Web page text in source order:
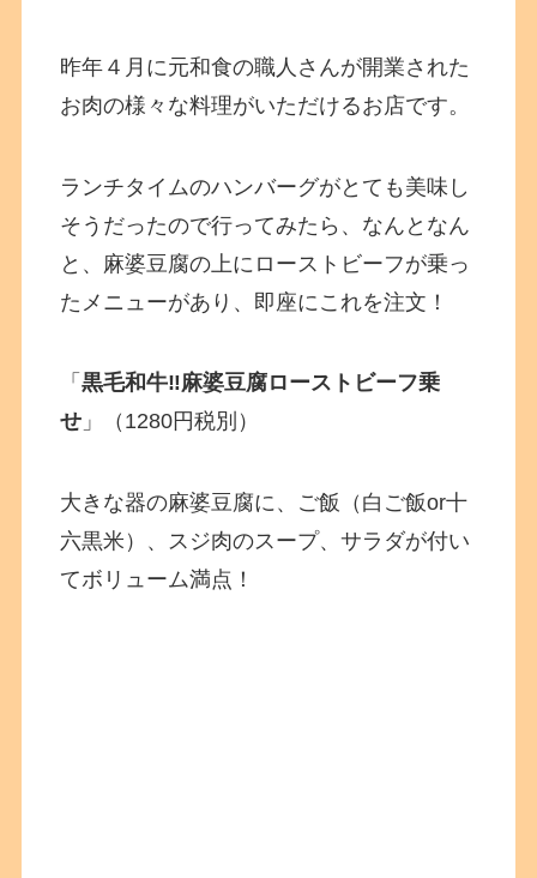
昨年４月に元和食の職人さんが開業された
お肉の様々な料理がいただけるお店です。
ランチタイムのハンバーグがとても美味し
そうだったので行ってみたら、なんとなん
と、麻婆豆腐の上にローストビーフが乗っ
たメニューがあり、即座にこれを注文！
「黒毛和牛‼麻婆豆腐ローストビーフ乗
せ 」（1280円税別）
大きな器の麻婆豆腐に、ご飯（白ご飯or十
六黒米）、スジ肉のスープ、サラダが付い
てボリューム満点！